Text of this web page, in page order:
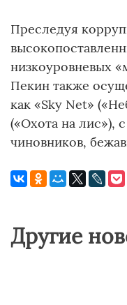
Преследуя
низкоуровневых
Пекин также
как «Sky Net»
(«Охота на лис»),
чиновников,
Другие